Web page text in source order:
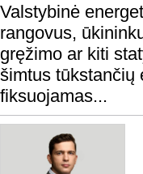
Valstybinė
rangovus,
gręžimo ar kiti
šimtus tūkstančių
fiksuojamas...